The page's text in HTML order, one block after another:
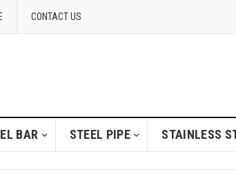
CONTACT US
BAR STEEL PIPE STAINLESS